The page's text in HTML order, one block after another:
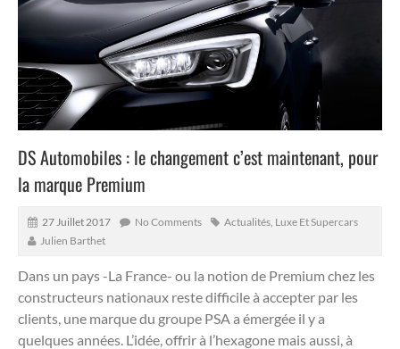
DS Automobiles : le changement c’est maintenant, pour
la marque Premium
27 Juillet 2017 No Comments Actualités Luxe Et Supercars
Julien Barthet
Dans un pays -La France- ou la notion de Premium chez les
constructeurs nationaux reste difficile à accepter par les
clients, une marque du groupe PSA a émergée il y a
quelques années. L’idée, offrir à l’hexagone mais aussi, à